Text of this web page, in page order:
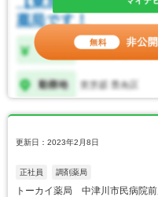
更新日：2023年2月8日
正社員 調剤薬局
トーカイ薬局 中津川市民病院